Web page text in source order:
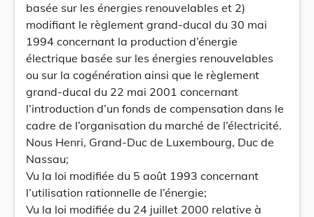
basée sur les énergies renouvelables et 2)
modifiant le règlement grand-ducal du 30 mai
1994 concernant la production d’énergie
électrique basée sur les énergies renouvelables
ou sur la cogénération ainsi que le règlement
grand-ducal du 22 mai 2001 concernant
l’introduction d’un fonds de compensation dans le
cadre de l’organisation du marché de l’électricité.
Nous Henri, Grand-Duc de Luxembourg, Duc de
Nassau;
Vu la loi modifiée du 5 août 1993 concernant
l’utilisation rationnelle de l’énergie;
Vu la loi modifiée du 24 juillet 2000 relative à